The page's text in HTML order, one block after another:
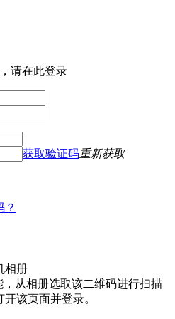
请在此登录
获取验证码重新获取
？
相册
，从相册选取该二维码进行扫描
该页面并登录。